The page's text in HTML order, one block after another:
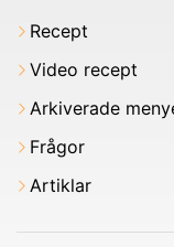
Recept
Video recept
Arkiverade
Frågor
Artiklar